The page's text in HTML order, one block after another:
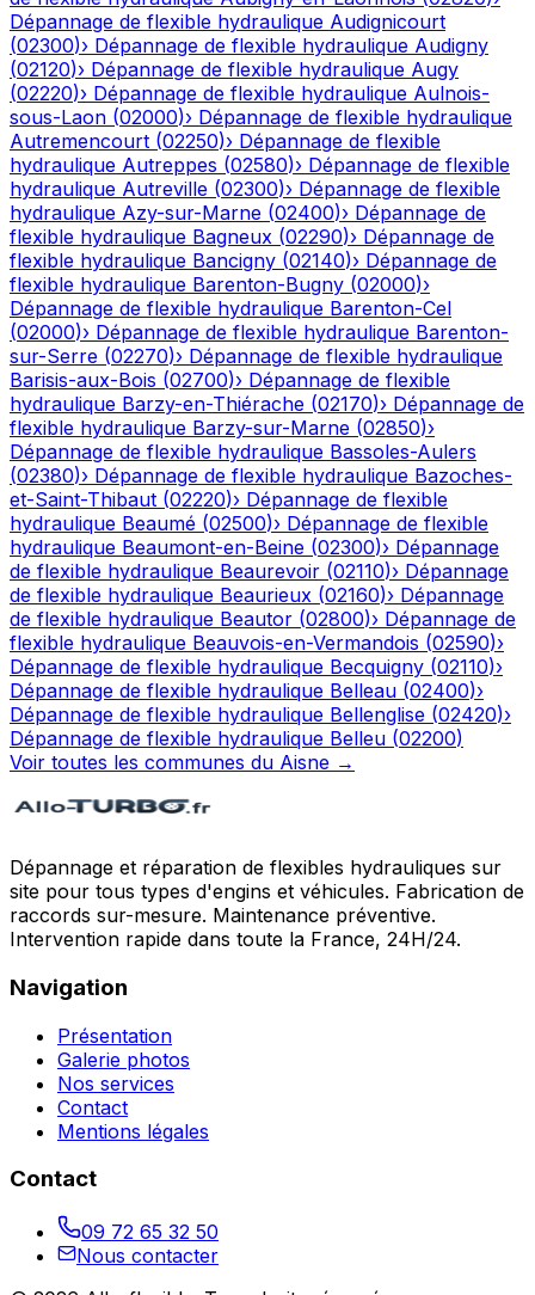
Dépannage de flexible hydraulique Audignicourt
(02300)› Dépannage de flexible hydraulique Audigny
(02120)› Dépannage de flexible hydraulique Augy
(02220)› Dépannage de flexible hydraulique Aulnois-
sous-Laon (02000)› Dépannage de flexible hydraulique
Autremencourt (02250)› Dépannage de flexible
hydraulique Autreppes (02580)› Dépannage de flexible
hydraulique Autreville (02300)› Dépannage de flexible
hydraulique Azy-sur-Marne (02400)› Dépannage de
flexible hydraulique Bagneux (02290)› Dépannage de
flexible hydraulique Bancigny (02140)› Dépannage de
flexible hydraulique Barenton-Bugny (02000)›
Dépannage de flexible hydraulique Barenton-Cel
(02000)› Dépannage de flexible hydraulique Barenton-
sur-Serre (02270)› Dépannage de flexible hydraulique
Barisis-aux-Bois (02700)› Dépannage de flexible
hydraulique Barzy-en-Thiérache (02170)› Dépannage de
flexible hydraulique Barzy-sur-Marne (02850)›
Dépannage de flexible hydraulique Bassoles-Aulers
(02380)› Dépannage de flexible hydraulique Bazoches-
et-Saint-Thibaut (02220)› Dépannage de flexible
hydraulique Beaumé (02500)› Dépannage de flexible
hydraulique Beaumont-en-Beine (02300)› Dépannage
de flexible hydraulique Beaurevoir (02110)› Dépannage
de flexible hydraulique Beaurieux (02160)› Dépannage
de flexible hydraulique Beautor (02800)› Dépannage de
flexible hydraulique Beauvois-en-Vermandois (02590)›
Dépannage de flexible hydraulique Becquigny (02110)›
Dépannage de flexible hydraulique Belleau (02400)›
Dépannage de flexible hydraulique Bellenglise (02420)›
Dépannage de flexible hydraulique Belleu (02200)
Voir toutes les communes du Aisne →
Dépannage et réparation de flexibles hydrauliques sur
site pour tous types d'engins et véhicules. Fabrication de
raccords sur-mesure. Maintenance préventive.
Intervention rapide dans toute la France, 24H/24.
Navigation
Présentation
Galerie photos
Nos services
Contact
Mentions légales
Contact
09 72 65 32 50
Nous contacter